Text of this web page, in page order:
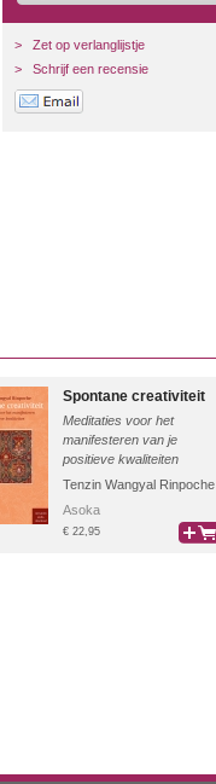
>
Zet op verlanglijstje
>
Schrijf een recensie
Spontane creativiteit
Meditaties voor het
manifesteren van je
positieve kwaliteiten
Tenzin Wangyal Rinpoche
Asoka
€ 22,95